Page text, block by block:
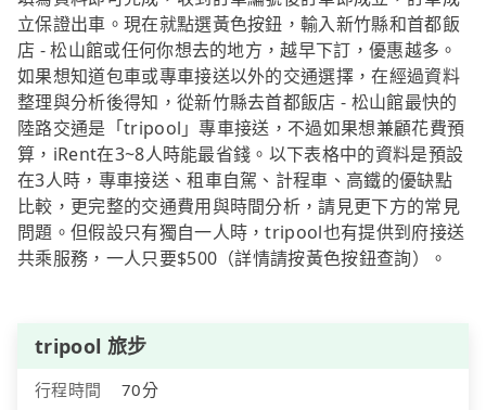
立保證出車。現在就點選黃色按鈕，輸入新竹縣和首都飯
店 - 松山館或任何你想去的地方，越早下訂，優惠越多。
如果想知道包車或專車接送以外的交通選擇，在經過資料
整理與分析後得知，從新竹縣去首都飯店 - 松山館最快的
陸路交通是「tripool」專車接送，不過如果想兼顧花費預
算，iRent在3~8人時能最省錢。以下表格中的資料是預設
在3人時，專車接送、租車自駕、計程車、高鐵的優缺點
比較，更完整的交通費用與時間分析，請見更下方的常見
問題。但假設只有獨自一人時，tripool也有提供到府接送
共乘服務，一人只要$500（詳情請按黃色按鈕查詢）。
tripool 旅步
行程時間
70分